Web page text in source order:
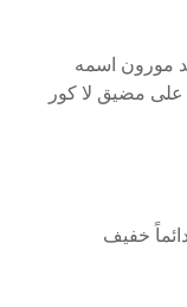
مورون اسمه
خفيف